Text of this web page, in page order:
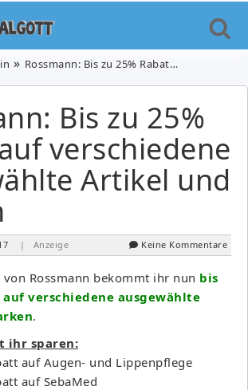
Rossmann: Bis zu 25% Rabatt auf verschiedene ausgewählte Artikel und Marken
Bis zu 25%
verschiedene
Artikel und
| Anzeige Keine Kommentare
Rossmann bekommt ihr nun bis
auf verschiedene ausgewählte
.
ihr sparen:
auf Augen- und Lippenpflege
auf SebaMed